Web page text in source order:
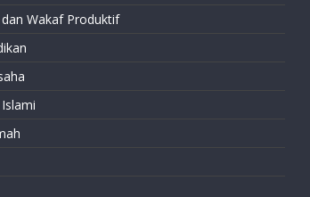
Wakaf Produktif